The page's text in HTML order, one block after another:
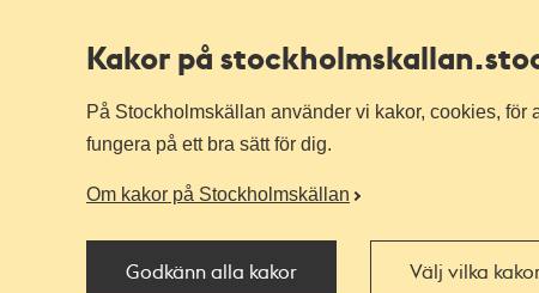
Kakor på stockholmskallan
På Stockholmskällan använder vi kakor, cookies,
fungera på ett bra sätt för dig.
Om kakor på Stockholmskällan
Godkänn alla kakor Välj vilka